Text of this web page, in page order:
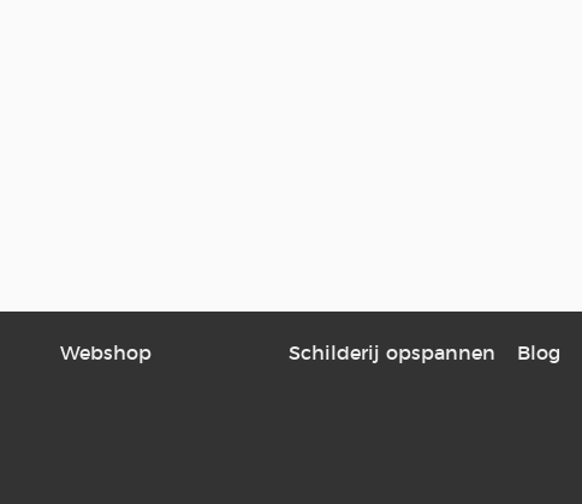
Webshop Schilderij opspannen Blog